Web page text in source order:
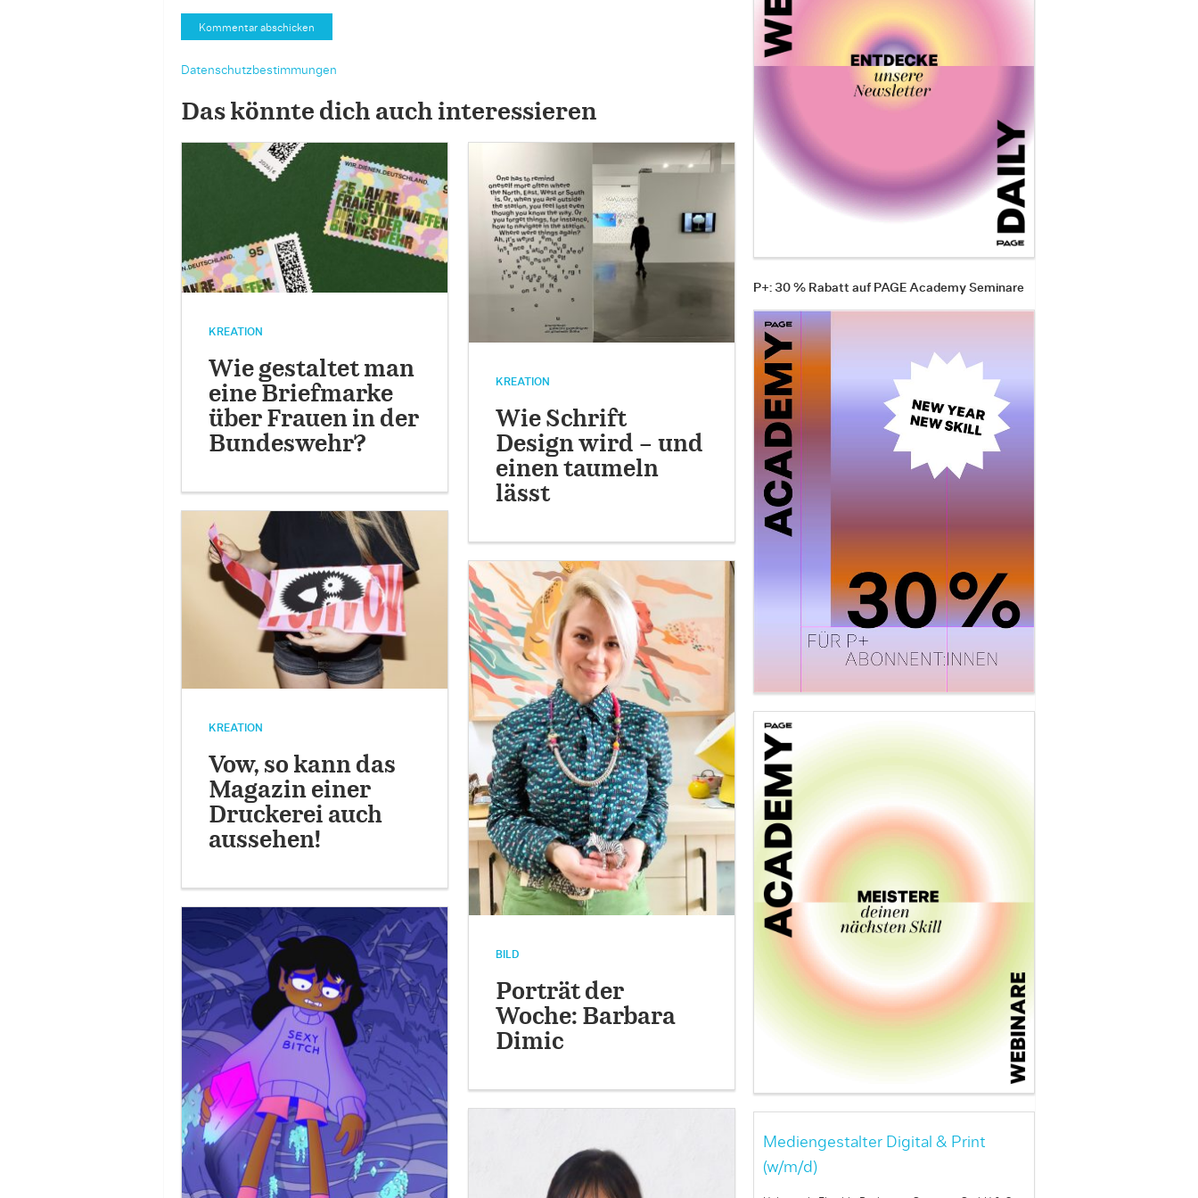
Datenschutzbestimmungen
Das könnte dich auch interessieren
KREATION
Wie gestaltet man
eine Briefmarke
über Frauen in der
Bundeswehr?
KREATION
Wie Schrift
Design wird – und
einen taumeln
lässt
KREATION
Vow, so kann das
Magazin einer
Druckerei auch
aussehen!
BILD
Porträt der
Woche: Barbara
Dimic
P+: 30 % Rabatt auf PAGE Academy Seminare
Mediengestalter Digital & Print
(w/m/d)